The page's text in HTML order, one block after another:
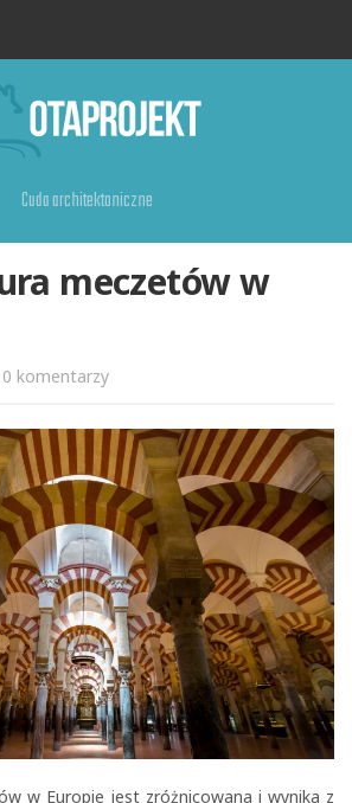
Cuda architektoniczne
meczetów w
0 komentarzy
w Europie jest zróżnicowana i wynika z